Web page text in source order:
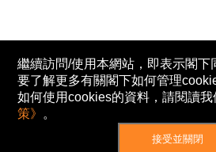
繼續訪問/使用本網站，即表示閣下
要了解更多有關閣下如何管理
如何使用cookies的資料，請閱讀我
策》 。
接受並關閉